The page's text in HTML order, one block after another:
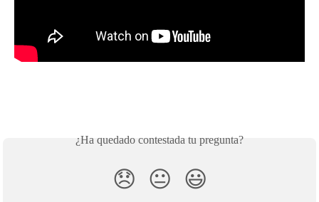
¿Ha quedado contestada tu pregunta?
😞 😐 😃